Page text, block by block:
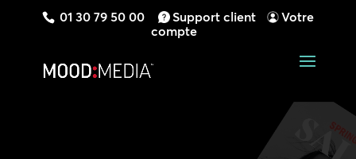
01 30 79 50 00 Support client
Votre
compte